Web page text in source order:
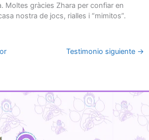
Moltes gràcies Zhara per confiar en
nostra de jocs, rialles i “mimitos”.
Testimonio siguiente →